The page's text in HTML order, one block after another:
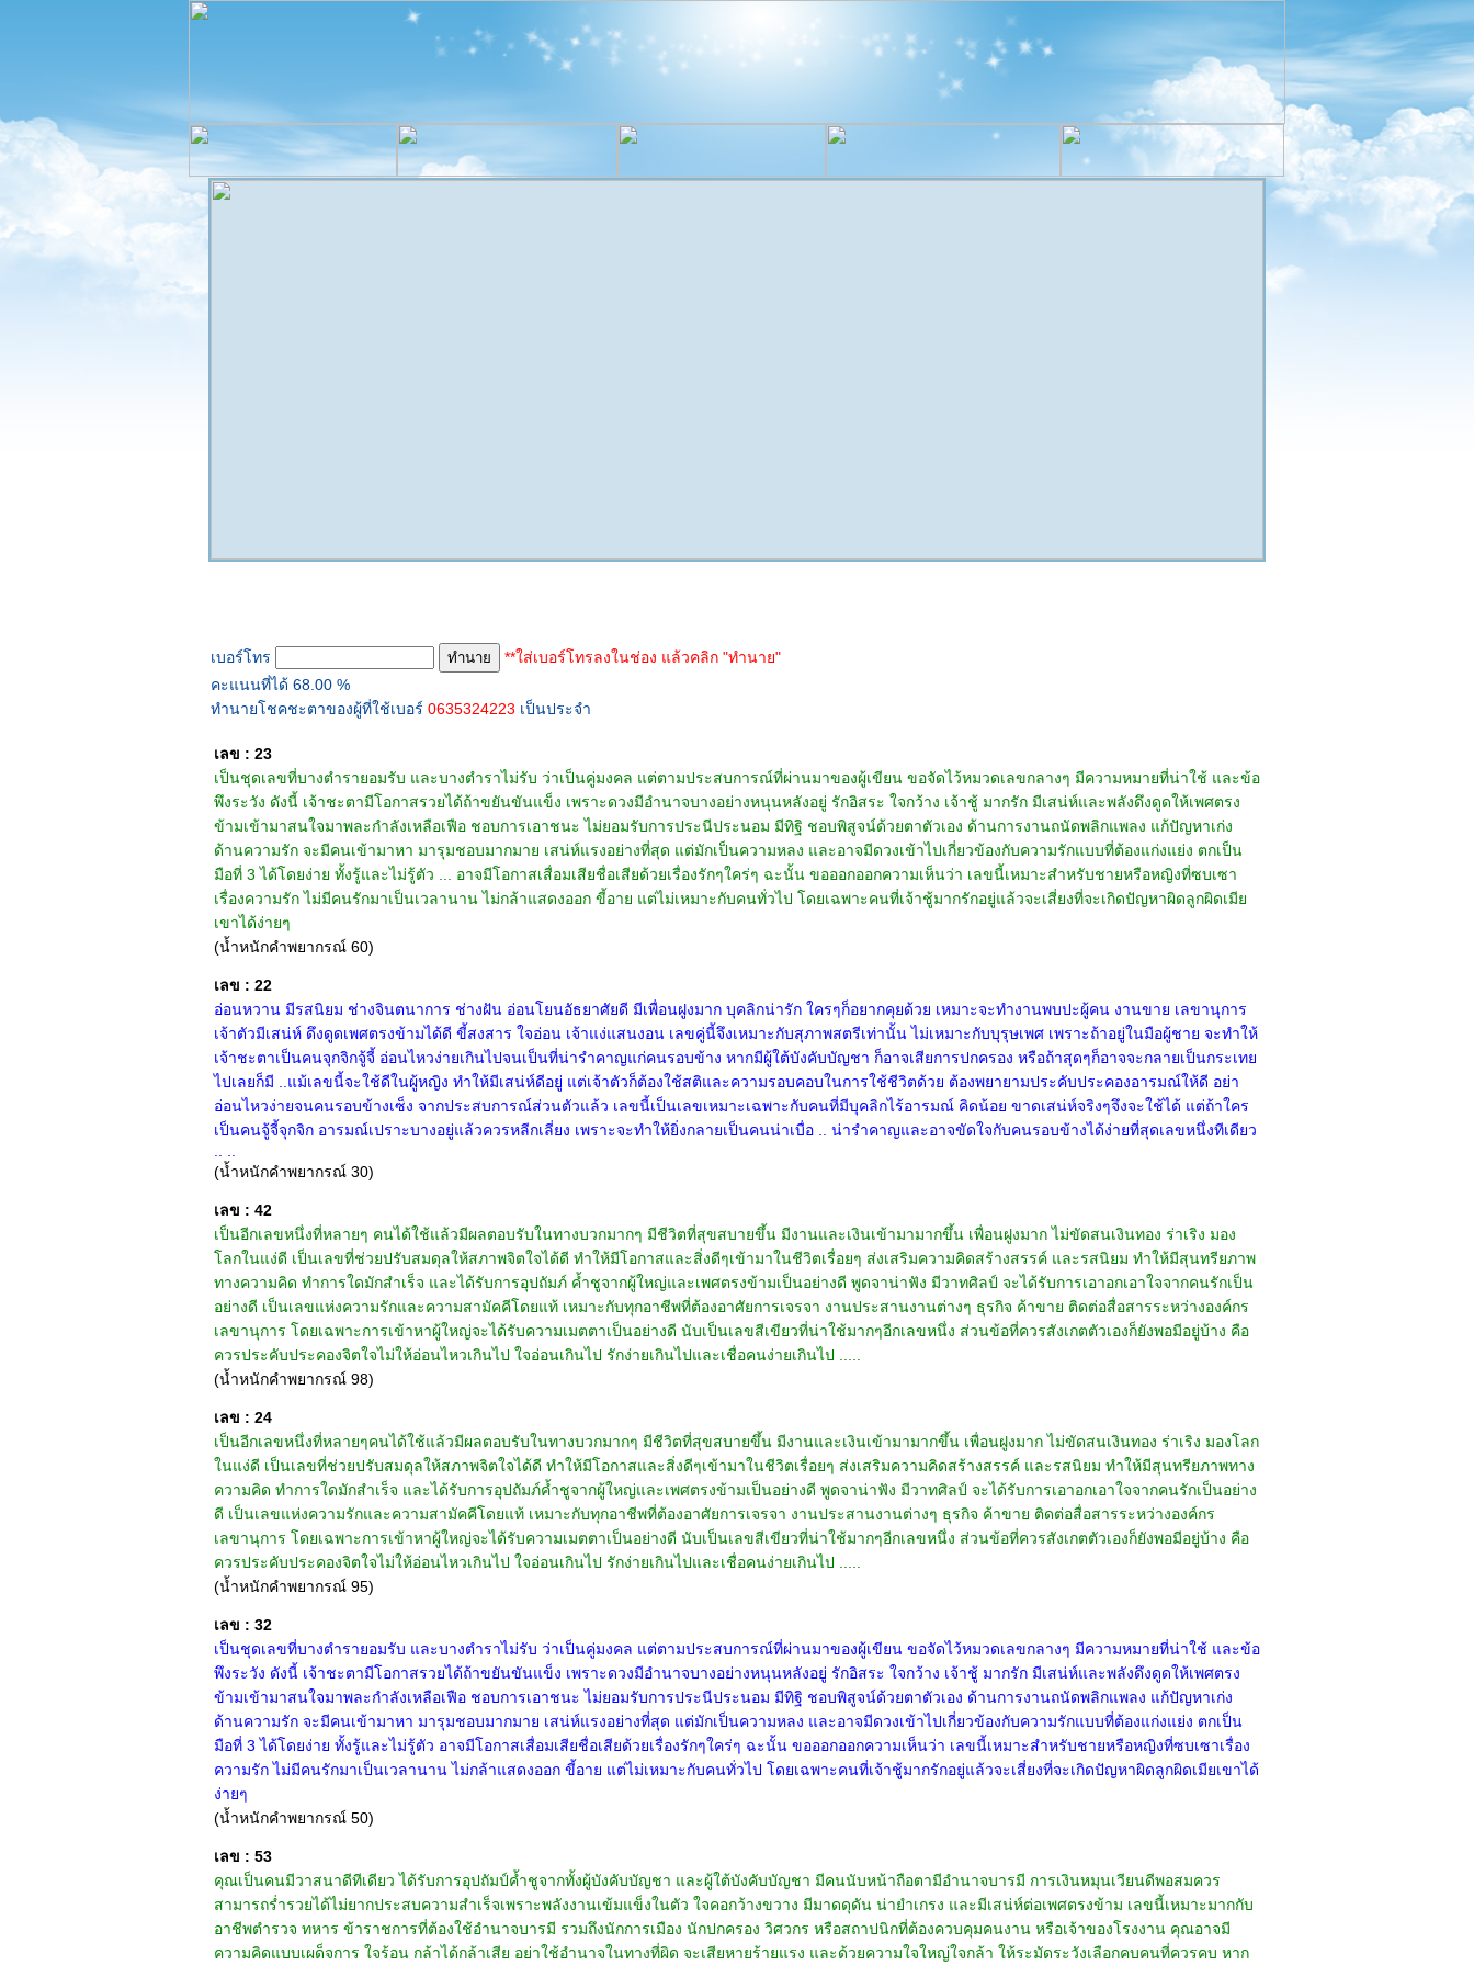
เบอร์โทร
**ใส่เบอร์โทรลงในช่อง แล้วคลิก "ทำนาย"
คะแนนที่ได้ 68.00 %
ทำนายโชคชะตาของผู้ที่ใช้เบอร์ 0635324223 เป็นประจำ
เลข : 23
เป็นชุดเลขที่บางตำรายอมรับ และบางตำราไม่รับ ว่าเป็นคู่มงคล แต่ตามประสบการณ์ที่ผ่านมาของผู้เขียน ขอจัดไว้หมวดเลขกลางๆ มีความหมายที่น่าใช้ และข้อ
พึงระวัง ดังนี้ เจ้าชะตามีโอกาสรวยได้ถ้าขยันขันแข็ง เพราะดวงมีอำนาจบางอย่างหนุนหลังอยู่ รักอิสระ ใจกว้าง เจ้าชู้ มากรัก มีเสน่ห์และพลังดึงดูดให้เพศตรง
ข้ามเข้ามาสนใจมาพละกำลังเหลือเฟือ ชอบการเอาชนะ ไม่ยอมรับการประนีประนอม มีทิฐิ ชอบพิสูจน์ด้วยตาตัวเอง ด้านการงานถนัดพลิกแพลง แก้ปัญหาเก่ง
ด้านความรัก จะมีคนเข้ามาหา มารุมชอบมากมาย เสน่ห์แรงอย่างที่สุด แต่มักเป็นความหลง และอาจมีดวงเข้าไปเกี่ยวข้องกับความรักแบบที่ต้องแก่งแย่ง ตกเป็น
มือที่ 3 ได้โดยง่าย ทั้งรู้และไม่รู้ตัว ... อาจมีโอกาสเสื่อมเสียชื่อเสียด้วยเรื่องรักๆใคร่ๆ ฉะนั้น ขอออกออกความเห็นว่า เลขนี้เหมาะสำหรับชายหรือหญิงที่ซบเซา
เรื่องความรัก ไม่มีคนรักมาเป็นเวลานาน ไม่กล้าแสดงออก ขี้อาย แต่ไม่เหมาะกับคนทั่วไป โดยเฉพาะคนที่เจ้าชู้มากรักอยู่แล้วจะเสี่ยงที่จะเกิดปัญหาผิดลูกผิดเมีย
เขาได้ง่ายๆ
(น้ำหนักคำพยากรณ์ 60)
เลข : 22
อ่อนหวาน มีรสนิยม ช่างจินตนาการ ช่างฝัน อ่อนโยนอัธยาศัยดี มีเพื่อนฝูงมาก บุคลิกน่ารัก ใครๆก็อยากคุยด้วย เหมาะจะทำงานพบปะผู้คน งานขาย เลขานุการ
เจ้าตัวมีเสน่ห์ ดึงดูดเพศตรงข้ามได้ดี ขี้สงสาร ใจอ่อน เจ้าแง่แสนงอน เลขคู่นี้จึงเหมาะกับสุภาพสตรีเท่านั้น ไม่เหมาะกับบุรุษเพศ เพราะถ้าอยู่ในมือผู้ชาย จะทำให้
เจ้าชะตาเป็นคนจุกจิกจู้จี้ อ่อนไหวง่ายเกินไปจนเป็นที่น่ารำคาญแก่คนรอบข้าง หากมีผู้ใต้บังคับบัญชา ก็อาจเสียการปกครอง หรือถ้าสุดๆก็อาจจะกลายเป็นกระเทย
ไปเลยก็มี ..แม้เลขนี้จะใช้ดีในผู้หญิง ทำให้มีเสน่ห์ดีอยู่ แต่เจ้าตัวก็ต้องใช้สติและความรอบคอบในการใช้ชีวิตด้วย ต้องพยายามประคับประคองอารมณ์ให้ดี อย่า
อ่อนไหวง่ายจนคนรอบข้างเซ็ง จากประสบการณ์ส่วนตัวแล้ว เลขนี้เป็นเลขเหมาะเฉพาะกับคนที่มีบุคลิกไร้อารมณ์ คิดน้อย ขาดเสน่ห์จริงๆจึงจะใช้ได้ แต่ถ้าใคร
เป็นคนจู้จี้จุกจิก อารมณ์เปราะบางอยู่แล้วควรหลีกเลี่ยง เพราะจะทำให้ยิ่งกลายเป็นคนน่าเบื่อ .. น่ารำคาญและอาจขัดใจกับคนรอบข้างได้ง่ายที่สุดเลขหนึ่งทีเดียว
(น้ำหนักคำพยากรณ์ 30)
เลข : 42
เป็นอีกเลขหนึ่งที่หลายๆ คนได้ใช้แล้วมีผลตอบรับในทางบวกมากๆ มีชีวิตที่สุขสบายขึ้น มีงานและเงินเข้ามามากขึ้น เพื่อนฝูงมาก ไม่ขัดสนเงินทอง ร่าเริง มอง
โลกในแง่ดี เป็นเลขที่ช่วยปรับสมดุลให้สภาพจิตใจได้ดี ทำให้มีโอกาสและสิ่งดีๆเข้ามาในชีวิตเรื่อยๆ ส่งเสริมความคิดสร้างสรรค์ และรสนิยม ทำให้มีสุนทรียภาพ
ทางความคิด ทำการใดมักสำเร็จ และได้รับการอุปถัมภ์ ค้ำชูจากผู้ใหญ่และเพศตรงข้ามเป็นอย่างดี พูดจาน่าฟัง มีวาทศิลป์ จะได้รับการเอาอกเอาใจจากคนรักเป็น
อย่างดี เป็นเลขแห่งความรักและความสามัคคีโดยแท้ เหมาะกับทุกอาชีพที่ต้องอาศัยการเจรจา งานประสานงานต่างๆ ธุรกิจ ค้าขาย ติดต่อสื่อสารระหว่างองค์กร
เลขานุการ โดยเฉพาะการเข้าหาผู้ใหญ่จะได้รับความเมตตาเป็นอย่างดี นับเป็นเลขสีเขียวที่น่าใช้มากๆอีกเลขหนึ่ง ส่วนข้อที่ควรสังเกตตัวเองก็ยังพอมีอยู่บ้าง คือ
ควรประคับประคองจิตใจไม่ให้อ่อนไหวเกินไป ใจอ่อนเกินไป รักง่ายเกินไปและเชื่อคนง่ายเกินไป .....
(น้ำหนักคำพยากรณ์ 98)
เลข : 24
เป็นอีกเลขหนึ่งที่หลายๆคนได้ใช้แล้วมีผลตอบรับในทางบวกมากๆ มีชีวิตที่สุขสบายขึ้น มีงานและเงินเข้ามามากขึ้น เพื่อนฝูงมาก ไม่ขัดสนเงินทอง ร่าเริง มองโลก
ในแง่ดี เป็นเลขที่ช่วยปรับสมดุลให้สภาพจิตใจได้ดี ทำให้มีโอกาสและสิ่งดีๆเข้ามาในชีวิตเรื่อยๆ ส่งเสริมความคิดสร้างสรรค์ และรสนิยม ทำให้มีสุนทรียภาพทาง
ความคิด ทำการใดมักสำเร็จ และได้รับการอุปถัมภ์ค้ำชูจากผู้ใหญ่และเพศตรงข้ามเป็นอย่างดี พูดจาน่าฟัง มีวาทศิลป์ จะได้รับการเอาอกเอาใจจากคนรักเป็นอย่าง
ดี เป็นเลขแห่งความรักและความสามัคคีโดยแท้ เหมาะกับทุกอาชีพที่ต้องอาศัยการเจรจา งานประสานงานต่างๆ ธุรกิจ ค้าขาย ติดต่อสื่อสารระหว่างองค์กร
เลขานุการ โดยเฉพาะการเข้าหาผู้ใหญ่จะได้รับความเมตตาเป็นอย่างดี นับเป็นเลขสีเขียวที่น่าใช้มากๆอีกเลขหนึ่ง ส่วนข้อที่ควรสังเกตตัวเองก็ยังพอมีอยู่บ้าง คือ
ควรประคับประคองจิตใจไม่ให้อ่อนไหวเกินไป ใจอ่อนเกินไป รักง่ายเกินไปและเชื่อคนง่ายเกินไป .....
(น้ำหนักคำพยากรณ์ 95)
เลข : 32
เป็นชุดเลขที่บางตำรายอมรับ และบางตำราไม่รับ ว่าเป็นคู่มงคล แต่ตามประสบการณ์ที่ผ่านมาของผู้เขียน ขอจัดไว้หมวดเลขกลางๆ มีความหมายที่น่าใช้ และข้อ
พึงระวัง ดังนี้ เจ้าชะตามีโอกาสรวยได้ถ้าขยันขันแข็ง เพราะดวงมีอำนาจบางอย่างหนุนหลังอยู่ รักอิสระ ใจกว้าง เจ้าชู้ มากรัก มีเสน่ห์และพลังดึงดูดให้เพศตรง
ข้ามเข้ามาสนใจมาพละกำลังเหลือเฟือ ชอบการเอาชนะ ไม่ยอมรับการประนีประนอม มีทิฐิ ชอบพิสูจน์ด้วยตาตัวเอง ด้านการงานถนัดพลิกแพลง แก้ปัญหาเก่ง
ด้านความรัก จะมีคนเข้ามาหา มารุมชอบมากมาย เสน่ห์แรงอย่างที่สุด แต่มักเป็นความหลง และอาจมีดวงเข้าไปเกี่ยวข้องกับความรักแบบที่ต้องแก่งแย่ง ตกเป็น
มือที่ 3 ได้โดยง่าย ทั้งรู้และไม่รู้ตัว อาจมีโอกาสเสื่อมเสียชื่อเสียด้วยเรื่องรักๆใคร่ๆ ฉะนั้น ขอออกออกความเห็นว่า เลขนี้เหมาะสำหรับชายหรือหญิงที่ซบเซาเรื่อง
ความรัก ไม่มีคนรักมาเป็นเวลานาน ไม่กล้าแสดงออก ขี้อาย แต่ไม่เหมาะกับคนทั่วไป โดยเฉพาะคนที่เจ้าชู้มากรักอยู่แล้วจะเสี่ยงที่จะเกิดปัญหาผิดลูกผิดเมียเขาได้
ง่ายๆ
(น้ำหนักคำพยากรณ์ 50)
เลข : 53
คุณเป็นคนมีวาสนาดีทีเดียว ได้รับการอุปถัมป์ค้ำชูจากทั้งผู้บังคับบัญชา และผู้ใต้บังคับบัญชา มีคนนับหน้าถือตามีอำนาจบารมี การเงินหมุนเวียนดีพอสมควร
สามารถร่ำรวยได้ไม่ยากประสบความสำเร็จเพราะพลังงานเข้มแข็งในตัว ใจคอกว้างขวาง มีมาดดุดัน น่ายำเกรง และมีเสน่ห์ต่อเพศตรงข้าม เลขนี้เหมาะมากกับ
อาชีพตำรวจ ทหาร ข้าราชการที่ต้องใช้อำนาจบารมี รวมถึงนักการเมือง นักปกครอง วิศวกร หรือสถาปนิกที่ต้องควบคุมคนงาน หรือเจ้าของโรงงาน คุณอาจมี
ความคิดแบบเผด็จการ ใจร้อน กล้าได้กล้าเสีย อย่าใช้อำนาจในทางที่ผิด จะเสียหายร้ายแรง และด้วยความใจใหญ่ใจกล้า ให้ระมัดระวังเลือกคบคนที่ควรคบ หาก